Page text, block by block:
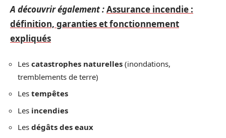
A découvrir également :Assurance incendie :
définition, garanties et fonctionnement
expliqués
Les catastrophes naturelles (inondations,
tremblements de terre)
Les tempêtes
Les incendies
Les dégâts des eaux